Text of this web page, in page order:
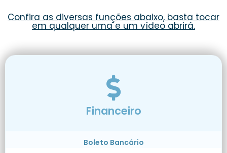
Confira as diversas funções abaixo, basta tocar
em qualquer uma e um vídeo abrirá.
Financeiro
Boleto Bancário